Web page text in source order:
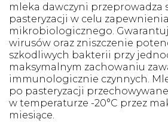
mleka dawczyni przeprowadza
pasteryzacji w celu
mikrobiologicznego.
wirusów oraz zniszczenie
szkodliwych bakterii przy
maksymalnym zachowaniu
immunologicznie czynnych.
po pasteryzacji
w temperaturze -20°C przez
miesiące.